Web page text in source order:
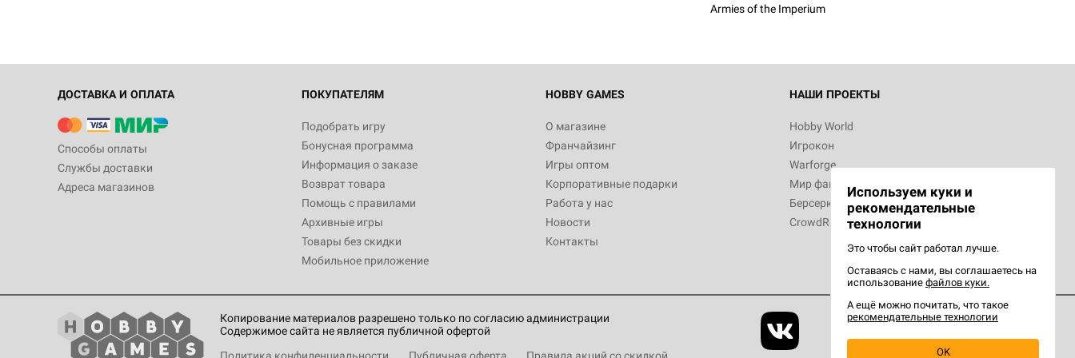
Armies of the Imperium
ДОСТАВКА И ОПЛАТА
Способы оплаты
Службы доставки
Адреса магазинов
ПОКУПАТЕЛЯМ
Подобрать игру
Бонусная программа
Информация о заказе
Возврат товара
Помощь с правилами
Архивные игры
Товары без скидки
Мобильное приложение
HOBBY GAMES
О магазине
Франчайзинг
Игры оптом
Корпоративные подарки
Работа у нас
Новости
Контакты
НАШИ ПРОЕКТЫ
Hobby World
Игрокон
Warforge
Мир фантастики
Берсерк
CrowdRepublic
Копирование материалов разрешено только по согласию администрации
Содержимое сайта не является публичной офертой
Используем куки и
рекомендательные
технологии
Это чтобы сайт работал лучше.
Оставаясь с нами, вы соглашаетесь на
использование файлов куки.
А ещё можно почитать, что такое
рекомендательные технологии
OK